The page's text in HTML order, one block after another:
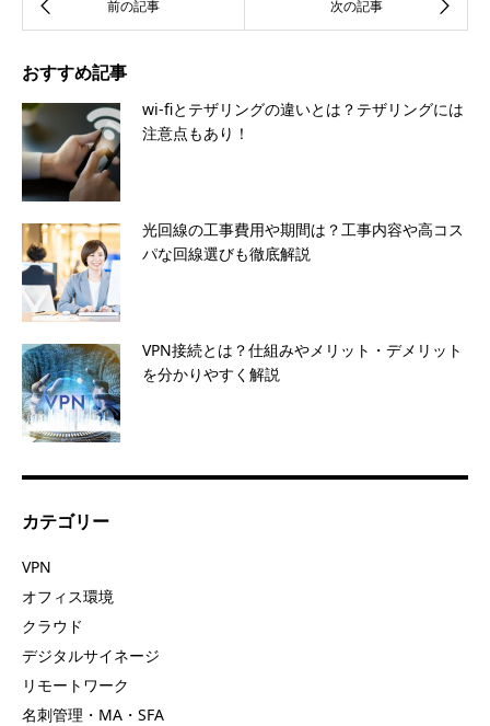
おすすめ記事
wi-fiとテザリングの違いとは？テザリングには
注意点もあり！
光回線の工事費用や期間は？工事内容や高コス
パな回線選びも徹底解説
VPN接続とは？仕組みやメリット・デメリット
を分かりやすく解説
カテゴリー
VPN
オフィス環境
クラウド
デジタルサイネージ
リモートワーク
名刺管理・MA・SFA